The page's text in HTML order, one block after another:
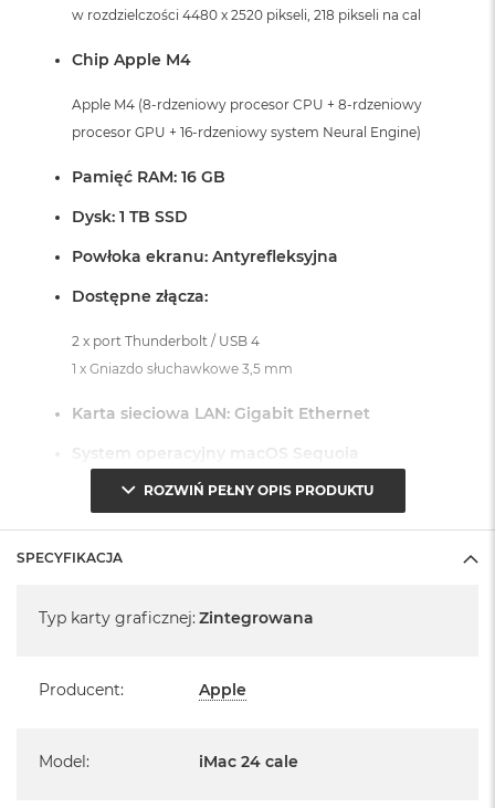
w rozdzielczości 4480 x 2520 pikseli, 218 pikseli na cal
Chip Apple M4
Apple M4 (8-rdzeniowy procesor CPU + 8-rdzeniowy
procesor GPU + 16-rdzeniowy system Neural Engine)
Pamięć RAM: 16 GB
Dysk: 1 TB SSD
Powłoka ekranu: Antyrefleksyjna
Dostępne złącza:
2 x port Thunderbolt / USB 4
1 x Gniazdo słuchawkowe 3,5 mm
Karta sieciowa LAN: Gigabit Ethernet
System operacyjny macOS Sequoia
- lub nowszy, z darmową aktualizacją.
iMac jest nowy
Posiada pełną, 12 miesięczną gwarancję
ROZWIŃ PEŁNY OPIS PRODUKTU
SPECYFIKACJA
Typ karty graficznej: Zintegrowana
Producent: Apple
Model: iMac 24 cale